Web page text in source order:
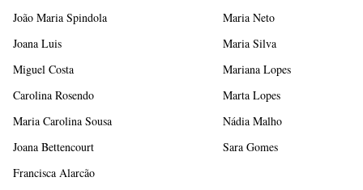
João Maria Spindola
Maria Neto
Joana Luis
Maria Silva
Miguel Costa
Mariana Lopes
Carolina Rosendo
Marta Lopes
Maria Carolina Sousa
Nádia Malho
Joana Bettencourt
Sara Gomes
Francisca Alarcão